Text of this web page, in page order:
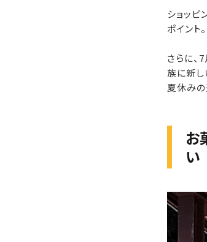
ショッ
ポイント。
さらに
族に新し
夏休みの
お
い